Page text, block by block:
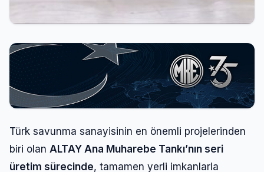
Türk savunma sanayisinin en önemli projelerinden
biri olan ALTAY Ana Muharebe Tankı’nın seri
üretim sürecinde, tamamen yerli imkanlarla